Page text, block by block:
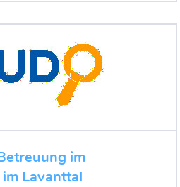
im
Lavanttal